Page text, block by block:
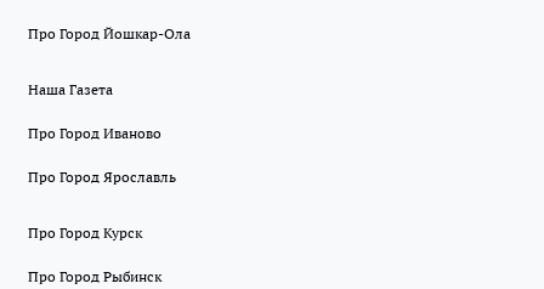
Про Город Йошкар-Ола
Наша Газета
Про Город Иваново
Про Город Ярославль
Про Город Курск
Про Город Рыбинск